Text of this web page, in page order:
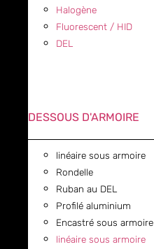
Halogène
Fluorescent / HID
DEL
DESSOUS D'ARMOIRE
linéaire sous armoire
Rondelle
Ruban au DEL
Profilé aluminium
Encastré sous armoire
linéaire sous armoire